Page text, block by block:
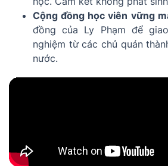
Cộng đồng học viên vững
đồng của Ly Phạm để
nghiệm từ các chủ quán
nước.